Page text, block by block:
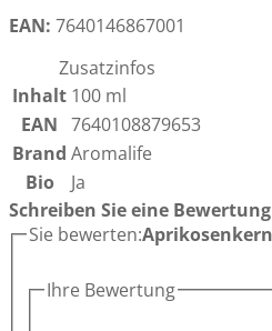
EAN: 7640146867001
Zusatzinfos
Inhalt 100 ml
EAN 7640108879653
Brand Aromalife
Bio
Ja
Schreiben Sie eine Bewertung
Sie bewerten:
Ihre Bewertung